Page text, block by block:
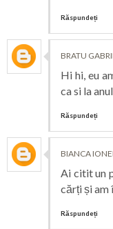
Răspundeți
BRATU
Hi hi, eu
ca si la
Răspundeți
BIANCA IONEL
Ai citit un
cărți și am
Răspundeți